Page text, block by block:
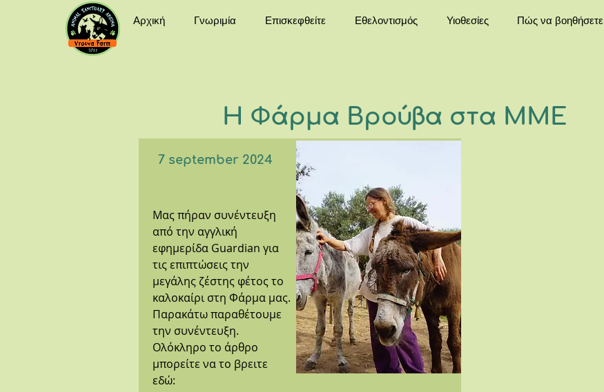
Αρχική Γνωριμία Επισκεφθείτε Εθελοντισμός Υιοθεσίες Πώς να βοηθήσετε
Η Φάρμα Βρούβα στα ΜΜΕ
7 september 2024
Μας πήραν συνέντευξη
από την αγγλική
εφημερίδα Guardian για
τις επιπτώσεις την
μεγάλης ζέστης φέτος το
καλοκαίρι στη Φάρμα μας.
Παρακάτω παραθέτουμε
την συνέντευξη.
Ολόκληρο το άρθρο
μπορείτε να το βρειτε
εδώ: